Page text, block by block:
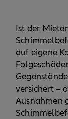
Ist der
auf eigene
versichert –
Ausnahmen